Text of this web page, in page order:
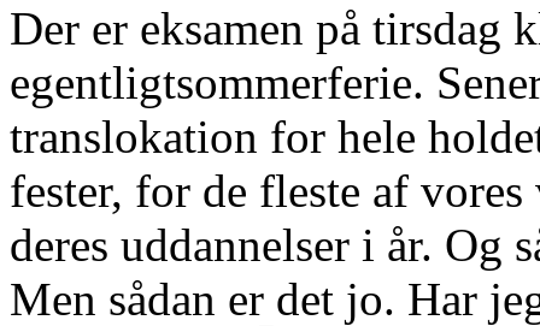
Der er eksamen på tirsdag
egentligtsommerferie.
translokation for hele
fester, for de fleste af
deres uddannelser i år. Og
Men sådan er det jo. Har